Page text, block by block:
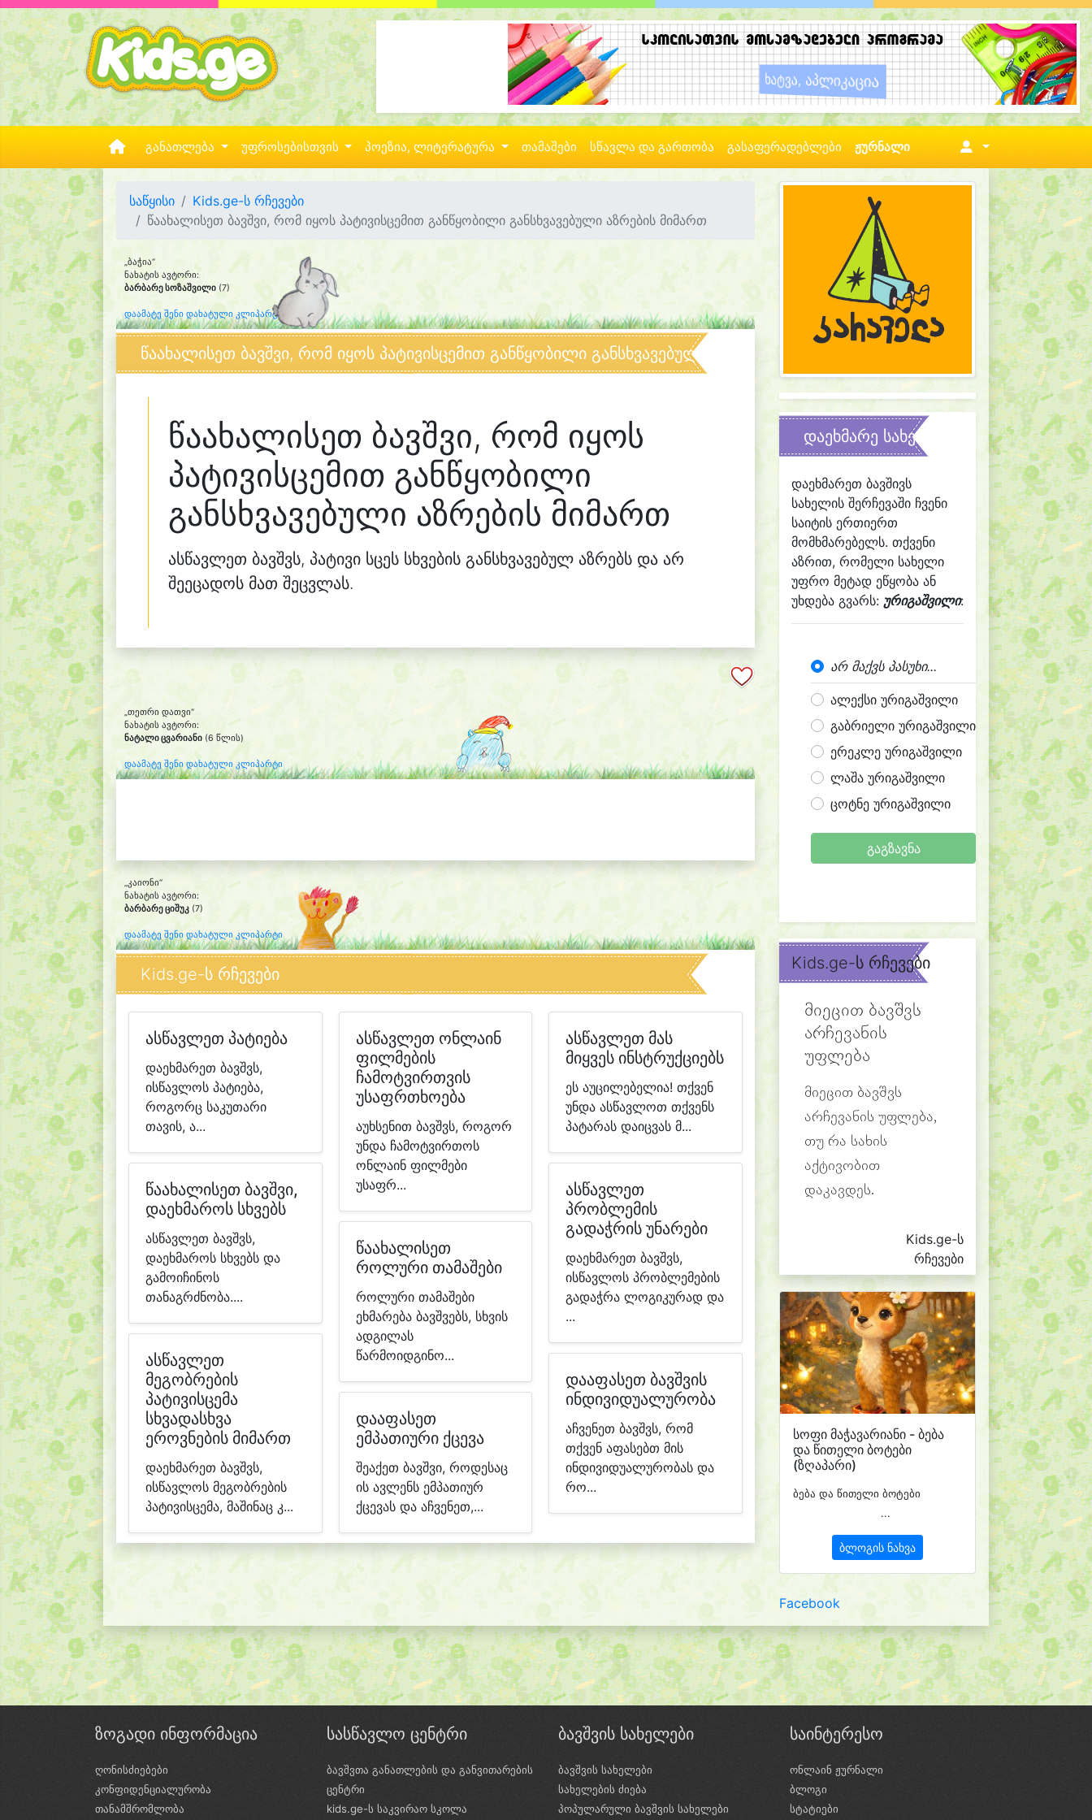
განათლება უფროსებისთვის პოეზია, ლიტერატურა თამაშები სწავლა და გართობა გასაფერადებლები ჟურნალი
საწყისი
Kids.ge-ს რჩევები
წაახალისეთ ბავშვი, რომ იყოს პატივისცემით განწყობილი განსხვავებული აზრების მიმართ
„ბაჭია“
ნახატის ავტორი:
ბარბარე სოზაშვილი (7)
დაამატე შენი დახატული კლიპარტი
წაახალისეთ ბავშვი, რომ იყოს პატივისცემით განწყობილი განსხვავებული აზრების მიმართ
წაახალისეთ ბავშვი, რომ იყოს
პატივისცემით განწყობილი
განსხვავებული აზრების მიმართ
ასწავლეთ ბავშვს, პატივი სცეს სხვების განსხვავებულ აზრებს და არ
შეეცადოს მათ შეცვლას.
„თეთრი დათვი“
ნახატის ავტორი:
ნატალი ცვარიანი (6 წლის)
დაამატე შენი დახატული კლიპარტი
„კაიონი“
ნახატის ავტორი:
ბარბარე ციშუკ (7)
დაამატე შენი დახატული კლიპარტი
Kids.ge-ს რჩევები
ასწავლეთ პატიება
დაეხმარეთ ბავშვს,
ისწავლოს პატიება,
როგორც საკუთარი
თავის, ა...
წაახალისეთ ბავშვი,
დაეხმაროს სხვებს
ასწავლეთ ბავშვს,
დაეხმაროს სხვებს და
გამოიჩინოს
თანაგრძნობა....
ასწავლეთ
მეგობრების
პატივისცემა
სხვადასხვა
ეროვნების მიმართ
დაეხმარეთ ბავშვს,
ისწავლოს მეგობრების
პატივისცემა, მაშინაც კ...
ასწავლეთ ონლაინ
ფილმების
ჩამოტვირთვის
უსაფრთხოება
აუხსენით ბავშვს, როგორ
უნდა ჩამოტვირთოს
ონლაინ ფილმები
უსაფრ...
წაახალისეთ
როლური თამაშები
როლური თამაშები
ეხმარება ბავშვებს, სხვის
ადგილას
წარმოიდგინო...
დააფასეთ
ემპათიური ქცევა
შეაქეთ ბავშვი, როდესაც
ის ავლენს ემპათიურ
ქცევას და აჩვენეთ,...
ასწავლეთ მას
მიყვეს ინსტრუქციებს
ეს აუცილებელია! თქვენ
უნდა ასწავლოთ თქვენს
პატარას დაიცვას მ...
ასწავლეთ
პრობლემის
გადაჭრის უნარები
დაეხმარეთ ბავშვს,
ისწავლოს პრობლემების
გადაჭრა ლოგიკურად და
...
დააფასეთ ბავშვის
ინდივიდუალურობა
აჩვენეთ ბავშვს, რომ
თქვენ აფასებთ მის
ინდივიდუალურობას და
რო...
დაეხმარე სახელის შერჩევაში
დაეხმარეთ ბავშივს
სახელის შერჩევაში ჩვენი
საიტის ერთიერთ
მომხმარებელს. თქვენი
აზრით, რომელი სახელი
უფრო მეტად ეწყობა ან
უხდება გვარს: ურიგაშვილი:
არ მაქვს პასუხი...
ალექსი ურიგაშვილი
გაბრიელი ურიგაშვილი
ერეკლე ურიგაშვილი
ლაშა ურიგაშვილი
ცოტნე ურიგაშვილი
გაგზავნა
Kids.ge-ს რჩევები
მიეცით ბავშვს
არჩევანის
უფლება
მიეცით ბავშვს
არჩევანის უფლება,
თუ რა სახის
აქტივობით
დაკავდეს.
Kids.ge-ს
რჩევები
სოფი მაჭავარიანი - ბება
და წითელი ბოტები
(ზღაპარი)
ბება და წითელი ბოტები
...
ბლოგის ნახვა
Facebook
ზოგადი ინფორმაცია
ღონისძიებები
კონფიდენციალურობა
თანამშრომლობა
სასწავლო ცენტრი
ბავშვთა განათლების და განვითარების
ცენტრი
kids.ge-ს საკვირაო სკოლა
ბავშვის სახელები
ბავშვის სახელები
სახელების ძიება
პოპულარული ბავშვის სახელები
საინტერესო
ონლაინ ჟურნალი
ბლოგი
სტატიები